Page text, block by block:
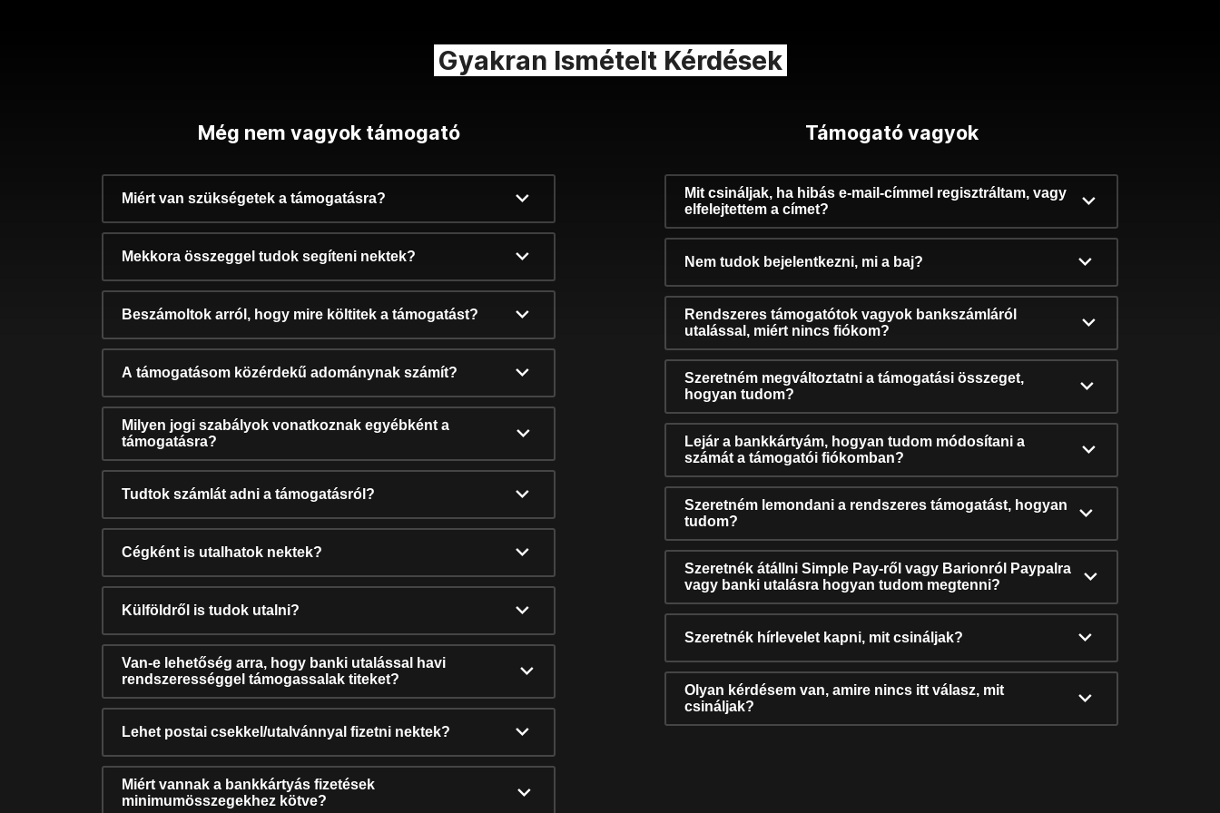
Gyakran Ismételt Kérdések
Még nem vagyok támogató
Miért van szükségetek a támogatásra?
Mekkora összeggel tudok segíteni nektek?
Beszámoltok arról, hogy mire költitek a támogatást?
A támogatásom közérdekű adománynak számít?
Milyen jogi szabályok vonatkoznak egyébként a
támogatásra?
Tudtok számlát adni a támogatásról?
Cégként is utalhatok nektek?
Külföldről is tudok utalni?
Van-e lehetőség arra, hogy banki utalással havi
rendszerességgel támogassalak titeket?
Lehet postai csekkel/utalvánnyal fizetni nektek?
Miért vannak a bankkártyás fizetések
minimumösszegekhez kötve?
Támogató vagyok
Mit csináljak, ha hibás e-mail-címmel regisztráltam, vagy
elfelejtettem a címet?
Nem tudok bejelentkezni, mi a baj?
Rendszeres támogatótok vagyok bankszámláról
utalással, miért nincs fiókom?
Szeretném megváltoztatni a támogatási összeget,
hogyan tudom?
Lejár a bankkártyám, hogyan tudom módosítani a
számát a támogatói fiókomban?
Szeretném lemondani a rendszeres támogatást, hogyan
tudom?
Szeretnék átállni Simple Pay-ről vagy Barionról Paypalra
vagy banki utalásra hogyan tudom megtenni?
Szeretnék hírlevelet kapni, mit csináljak?
Olyan kérdésem van, amire nincs itt válasz, mit
csináljak?